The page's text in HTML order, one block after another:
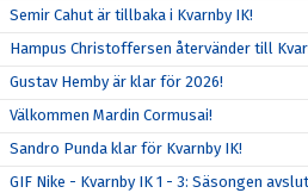
Semir Cahut är tillbaka i Kvarnby IK!
Hampus Christoffersen återvänder till
Gustav Hemby är klar för 2026!
Välkommen Mardin Cormusai!
Sandro Punda klar för Kvarnby IK!
GIF Nike - Kvarnby IK 1 - 3: Säsongen